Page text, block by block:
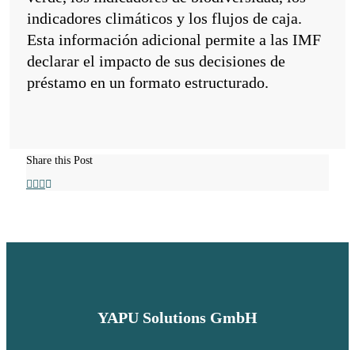
indicadores climáticos y los flujos de caja.
Esta información adicional permite a las IMF
declarar el impacto de sus decisiones de
préstamo en un formato estructurado.
Share this Post
YAPU Solutions GmbH